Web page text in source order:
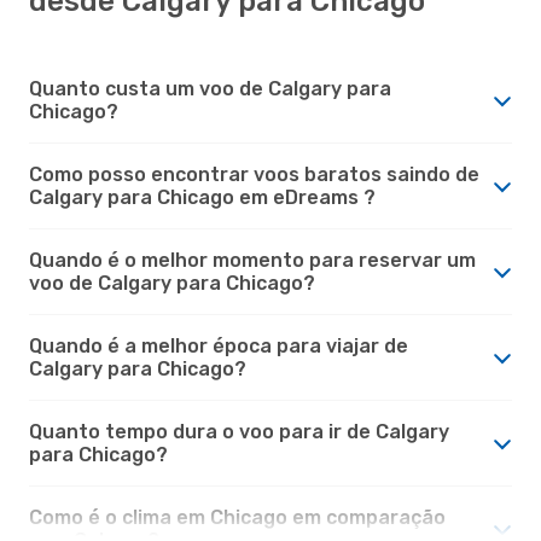
Quanto custa um voo de Calgary para
Chicago?
Como posso encontrar voos baratos saindo de
Calgary para Chicago em eDreams ?
Quando é o melhor momento para reservar um
voo de Calgary para Chicago?
Quando é a melhor época para viajar de
Calgary para Chicago?
Quanto tempo dura o voo para ir de Calgary
para Chicago?
Como é o clima em Chicago em comparação